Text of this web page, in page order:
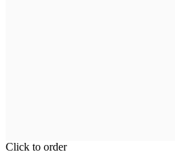
Click to order